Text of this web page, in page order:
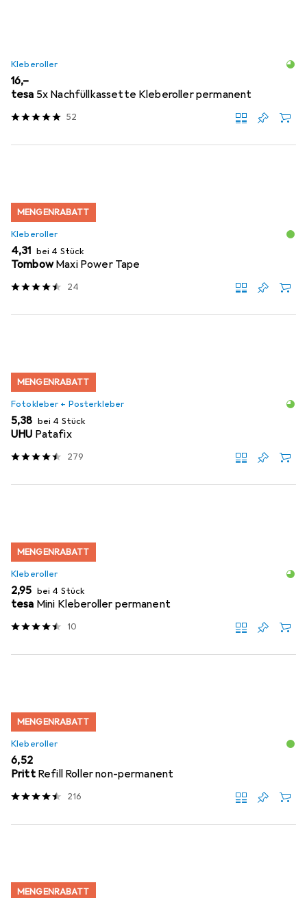
Kleberoller
EUR
16,–
tesa 5x Nachfüllkassette Kleberoller permanent
52
MENGENRABATT
Kleberoller
EUR
4,31 bei 4 Stück
Tombow Maxi Power Tape
24
MENGENRABATT
Fotokleber + Posterkleber
EUR
5,38 bei 4 Stück
UHU Patafix
279
MENGENRABATT
Kleberoller
EUR
2,95 bei 4 Stück
tesa Mini Kleberoller permanent
10
MENGENRABATT
Kleberoller
EUR
6,52
Pritt Refill Roller non-permanent
216
MENGENRABATT